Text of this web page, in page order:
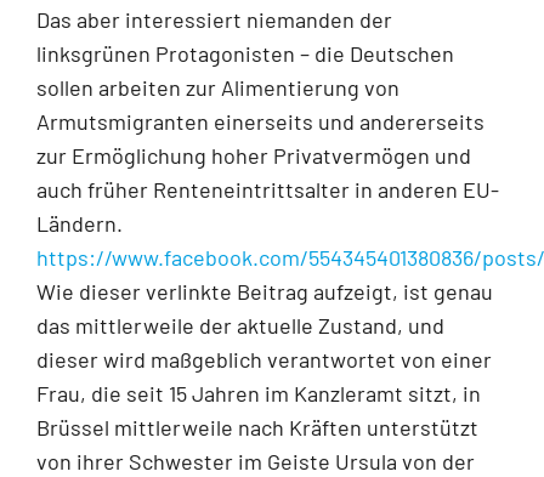
Das aber interessiert niemanden der
linksgrünen Protagonisten – die Deutschen
sollen arbeiten zur Alimentierung von
Armutsmigranten einerseits und andererseits
zur Ermöglichung hoher Privatvermögen und
auch früher Renteneintrittsalter in anderen EU-
Ländern.
https://www.facebook.com/554345401380836/posts/
Wie dieser verlinkte Beitrag aufzeigt, ist genau
das mittlerweile der aktuelle Zustand, und
dieser wird maßgeblich verantwortet von einer
Frau, die seit 15 Jahren im Kanzleramt sitzt, in
Brüssel mittlerweile nach Kräften unterstützt
von ihrer Schwester im Geiste Ursula von der